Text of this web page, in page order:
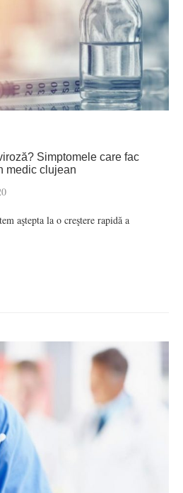
Simptomele care fac
medic clujean
aştepta la o creştere rapidă a